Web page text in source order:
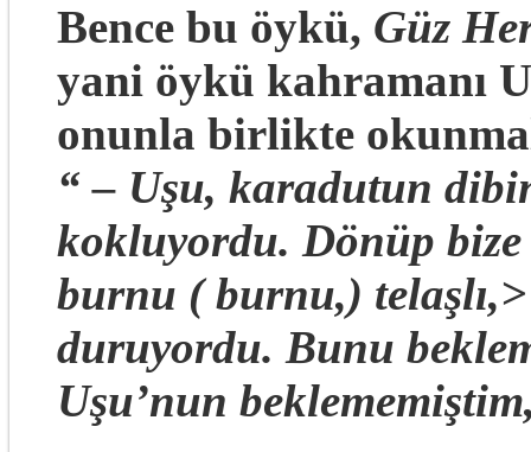
Bence bu öykü, Güz
yani öykü kahramanı
onunla birlikte
“ – Uşu, karadutun
kokluyordu. Dönüp bize
burnu ( burnu,)
duruyordu. Bunu
Uşu’nun